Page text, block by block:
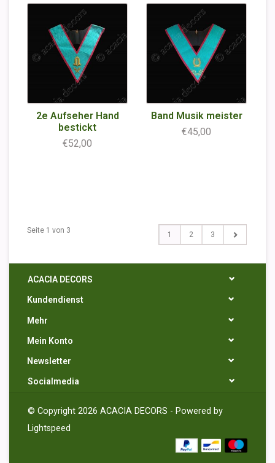
2e Aufseher Hand
bestickt
€52,00
Band Musik meister
€45,00
Seite 1 von 3 1 2 3
ACACIA DECORS
Kundendienst
Mehr
Mein Konto
Newsletter
Socialmedia
© Copyright 2026 ACACIA DECORS - Powered by
Lightspeed